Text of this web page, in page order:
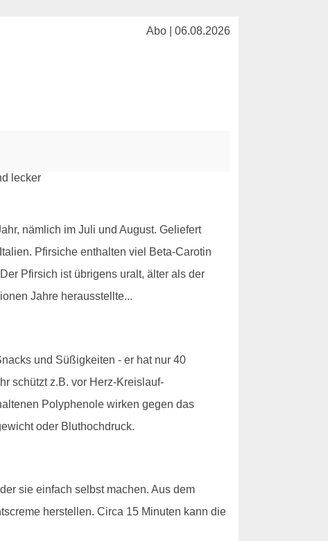
Abo | 06.08.2026
nämlich im Juli und August. Geliefert
Pfirsiche enthalten viel Beta-Carotin
Pfirsich ist übrigens uralt, älter als der
Jahre herausstellte...
und Süßigkeiten - er hat nur 40
schützt z.B. vor Herz-Kreislauf-
Polyphenole wirken gegen das
oder Bluthochdruck.
sie einfach selbst machen. Aus dem
herstellen. Circa 15 Minuten kann die